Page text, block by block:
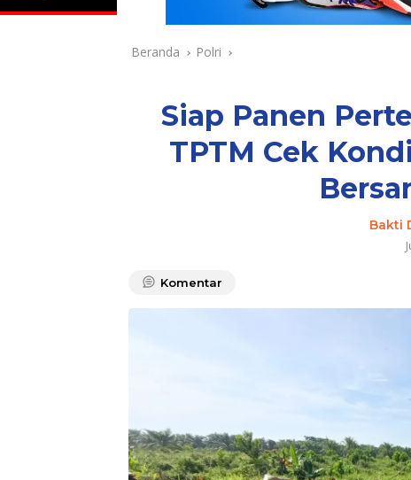
Beranda Polri
Siap Panen
TPTM Cek
Bakti
Komentar